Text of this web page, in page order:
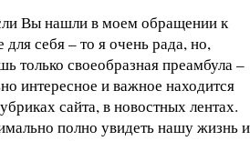
Вы нашли в моем обращении к
себя – то я очень рада, но,
только своеобразная преамбула –
интересное и важное находится
сайта, в новостных лентах.
полно увидеть нашу жизнь и